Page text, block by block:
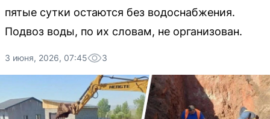
пятые сутки остаются без водоснабжения.
Подвоз воды, по их словам, не организован.
3 июня, 2026, 07:45 3